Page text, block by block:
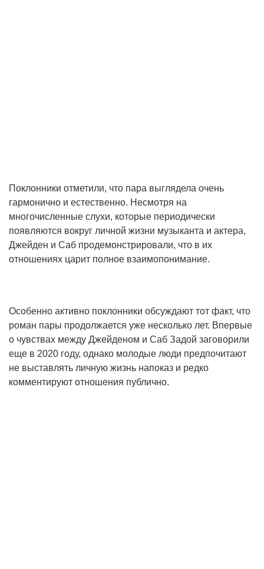
Поклонники отметили, что пара выглядела очень
гармонично и естественно. Несмотря на
многочисленные слухи, которые периодически
появляются вокруг личной жизни музыканта и актера,
Джейден и Саб продемонстрировали, что в их
отношениях царит полное взаимопонимание.
Особенно активно поклонники обсуждают тот факт, что
роман пары продолжается уже несколько лет. Впервые
о чувствах между Джейденом и Саб Задой заговорили
еще в 2020 году, однако молодые люди предпочитают
не выставлять личную жизнь напоказ и редко
комментируют отношения публично.